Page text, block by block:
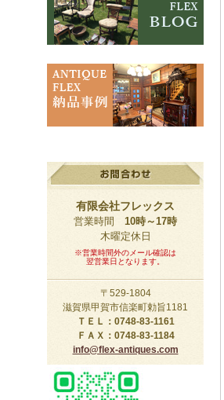
有限会社フレックス
営業時間 10時～17時
木曜定休日
※営業時間外のメール確認は
翌営業日となります。
〒529-1804
滋賀県甲賀市信楽町勅旨1181
ＴＥＬ：0748-83-1161
ＦＡＸ：0748-83-1184
info@flex-antiques.com